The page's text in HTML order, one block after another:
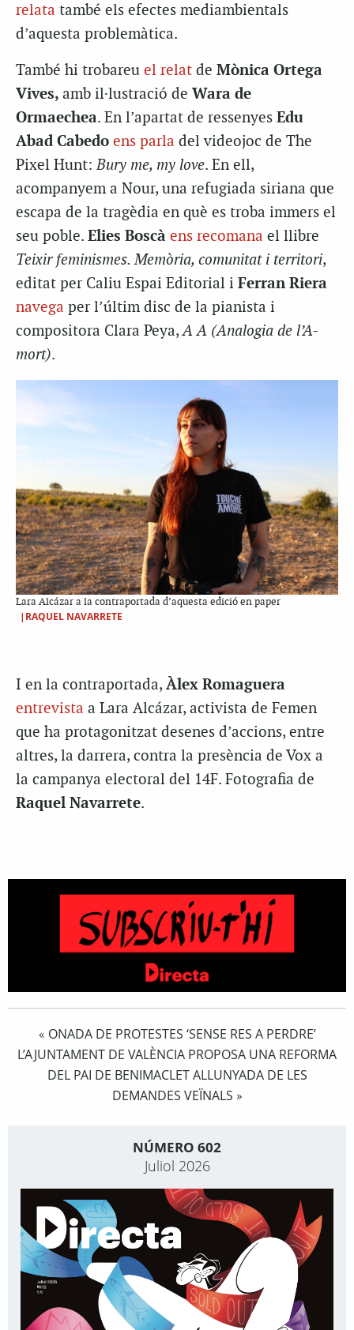
relata també els efectes mediambientals
d’aquesta problemàtica.
També hi trobareu el relat de Mònica Ortega
Vives, amb il·lustració de Wara de
Ormaechea. En l’apartat de ressenyes Edu
Abad Cabedo ens parla del videojoc de The
Pixel Hunt:Bury me, my love. En ell,
acompanyem a Nour, una refugiada siriana que
escapa de la tragèdia en què es troba immers el
seu poble. Elies Boscà ens recomana el llibre
Teixir feminismes. Memòria, comunitat i territori,
editat per Caliu Espai Editorial i Ferran Riera
navega per l’últim disc de la pianista i
compositora Clara Peya,A A (Analogia de l’A-
mort).
Lara Alcázar a la contraportada d’aquesta edició en paper
|RAQUEL NAVARRETE
I en la contraportada, Àlex Romaguera
entrevista a Lara Alcázar, activista de Femen
que ha protagonitzat desenes d’accions, entre
altres, la darrera, contra la presència de Vox a
la campanya electoral del 14F. Fotografia de
Raquel Navarrete.
« ONADA DE PROTESTES ‘SENSE RES A PERDRE’
L’AJUNTAMENT DE VALÈNCIA PROPOSA UNA REFORMA
DEL PAI DE BENIMACLET ALLUNYADA DE LES
DEMANDES VEÏNALS »
NÚMERO 602
Juliol 2026